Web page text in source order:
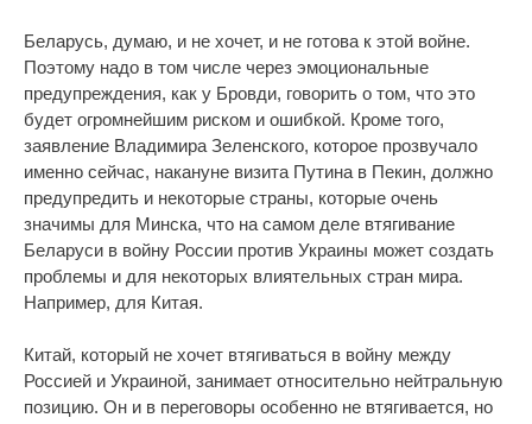
Беларусь, думаю, и не хочет, и не готова к этой войне.
Поэтому надо в том числе через эмоциональные
предупреждения, как у Бровди, говорить о том, что это
будет огромнейшим риском и ошибкой. Кроме того,
заявление Владимира Зеленского, которое прозвучало
именно сейчас, накануне визита Путина в Пекин, должно
предупредить и некоторые страны, которые очень
значимы для Минска, что на самом деле втягивание
Беларуси в войну России против Украины может создать
проблемы и для некоторых влиятельных стран мира.
Например, для Китая.
Китай, который не хочет втягиваться в войну между
Россией и Украиной, занимает относительно нейтральную
позицию. Он и в переговоры особенно не втягивается, но